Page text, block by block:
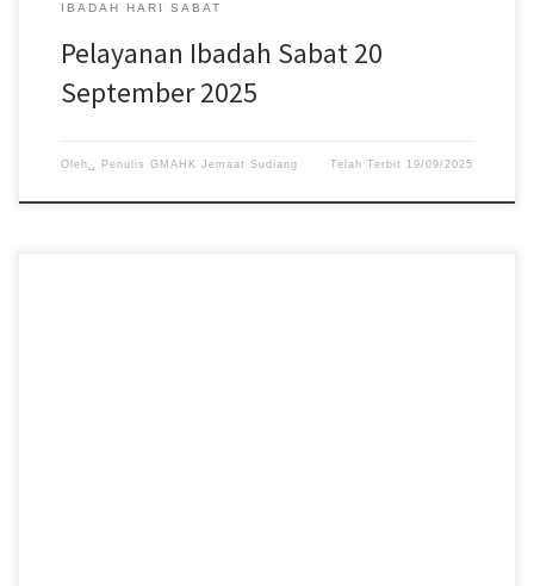
IBADAH HARI SABAT
Pelayanan Ibadah Sabat 20
September 2025
Oleh␣ Penulis GMAHK Jemaat Sudiang Telah Terbit 19/09/2025